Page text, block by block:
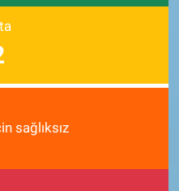
sağlıksız